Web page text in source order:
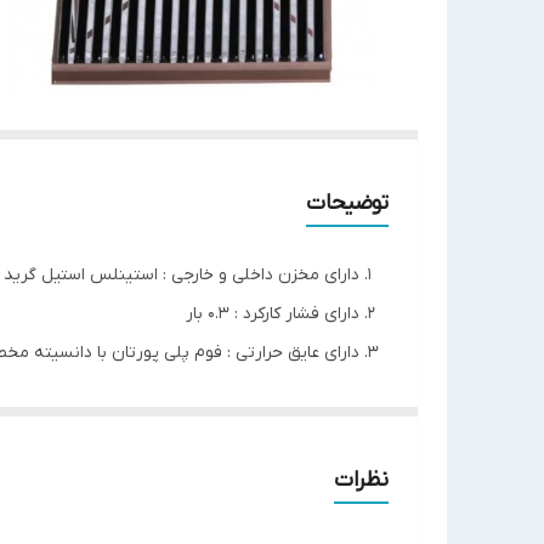
توضیحات
دارای مخزن داخلی و خارجی : استینلس استیل گرید 304
دارای فشار کارکرد : 0.3 بار
دارای عایق حرارتی : فوم پلی پورتان با دانسیته
حجم
نظرات